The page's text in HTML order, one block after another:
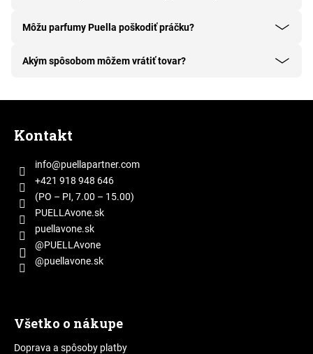
Môžu parfumy Puella poškodiť práčku?
Akým spôsobom môžem vrátiť tovar?
Kontakt
info@puellapartner.com
+421 918 948 646
(PO – PI, 7.00 – 15.00)
PUELLAvone.sk
puellavone.sk
@PUELLAvone
@puellavone.sk
Všetko o nákupe
Doprava a spôsoby platby